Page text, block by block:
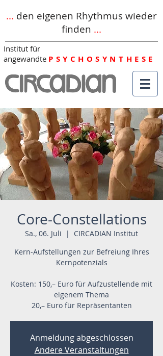
... den eigenen Rhythmus wieder
finden ...
Institut für
angewandte PSYCHOSYNTHESE
Core-Constellations
Sa., 06. Juli
  |
CIRCADIAN Institut
Kern-Aufstellungen zur Befreiung Ihres
Kernpotenzials
Kosten: 150,– Euro für Aufzustellende mit
eigenem Thema
20,– Euro für Repräsentanten
Anmeldung abgeschlossen
Andere Veranstaltungen